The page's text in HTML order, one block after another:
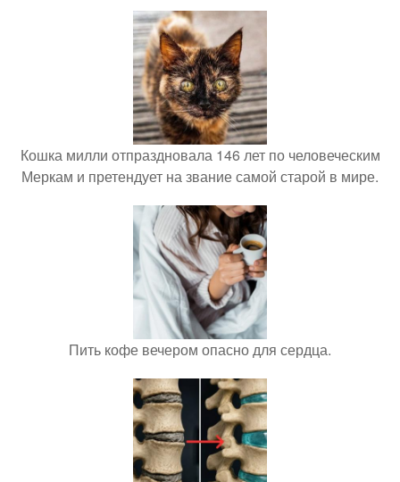
Кошка милли отпраздновала 146 лет по человеческим
Меркам и претендует на звание самой старой в мире.
Пить кофе вечером опасно для сердца.